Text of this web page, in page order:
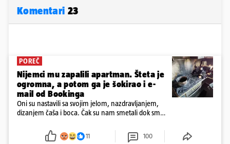
Komentari 23
POREČ
Nijemci mu zapalili apartman. Šteta je
ogromna, a potom ga je šokirao i e-
mail od Bookinga
Oni su nastavili sa svojim jelom, nazdravljanjem,
dizanjem čaša i boca. Čak su nam smetali dok smo
požar, rekao je vlasnik
11 100